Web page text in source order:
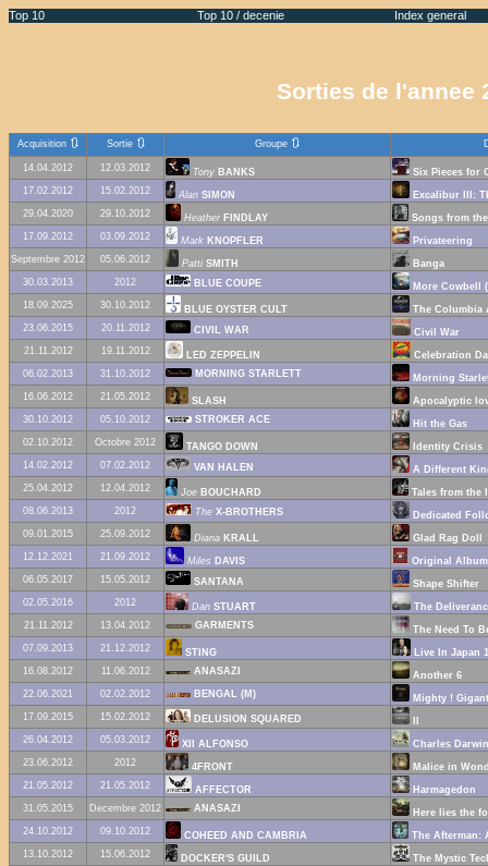
Top 10 Top 10 / decenie Index general
Sorties de
Acquisition 🔃 Sortie🔃 Groupe 🔃
14.04.2012 12.03.2012 Tony BANKS
Six Pieces for
17.02.2012
15.02.2012 Alan SIMON
Excalibur III:
29.04.2020
29.10.2012 Heather FINDLAY
Songs from
17.09.2012
03.09.2012 Mark KNOPFLER
Privateering
Septembre 2012
05.06.2012 Patti SMITH
Banga
30.03.2013
2012 BLUE COUPE
More Cowbell
18.09.2025
30.10.2012 BLUE OYSTER CULT
The Columbia
23.06.2015
20.11.2012 CIVIL WAR
Civil War
21.11.2012
19.11.2012 LED ZEPPELIN
Celebration
06.02.2013
31.10.2012 MORNING STARLETT
Morning
16.06.2012
21.05.2012 SLASH
Apocalyptic
30.10.2012
05.10.2012 STROKER ACE
Hit the Gas
02.10.2012
Octobre 2012 TANGO DOWN
Identity Crisis
14.02.2012
07.02.2012 VAN HALEN
A Different
25.04.2012
12.04.2012 Joe BOUCHARD
Tales from the
08.06.2013
2012 The X-BROTHERS
Dedicated
09.01.2015
25.09.2012 Diana KRALL
Glad Rag Doll
12.12.2021
21.09.2012 Miles DAVIS
Original
06.05.2017
15.05.2012 SANTANA
Shape Shifter
02.05.2016
2012 Dan STUART
The
21.11.2012
13.04.2012 GARMENTS
The Need To
07.09.2013
21.12.2012 STING
Live In Japan
16.08.2012
11.06.2012 ANASAZI
Another 6
22.06.2021
02.02.2012 BENGAL (M)
Mighty !
17.09.2015
15.02.2012 DELUSION SQUARED
26.04.2012
05.03.2012 XII ALFONSO
Charles Darwin
23.06.2012
2012 4FRONT
Malice in
21.05.2012
21.05.2012 AFFECTOR
Harmagedon
31.05.2015
Decembre 2012 ANASAZI
Here lies the
24.10.2012
09.10.2012 COHEED AND CAMBRIA
The Afterman:
13.10.2012
15.06.2012 DOCKER'S GUILD
The Mystic